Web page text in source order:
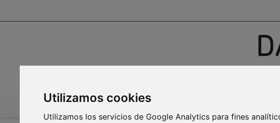
Utilizamos cookies
Utilizamos los servicios de Google Analytics para fines
INICIO INFOAGUA MEDIO AMBIENTE